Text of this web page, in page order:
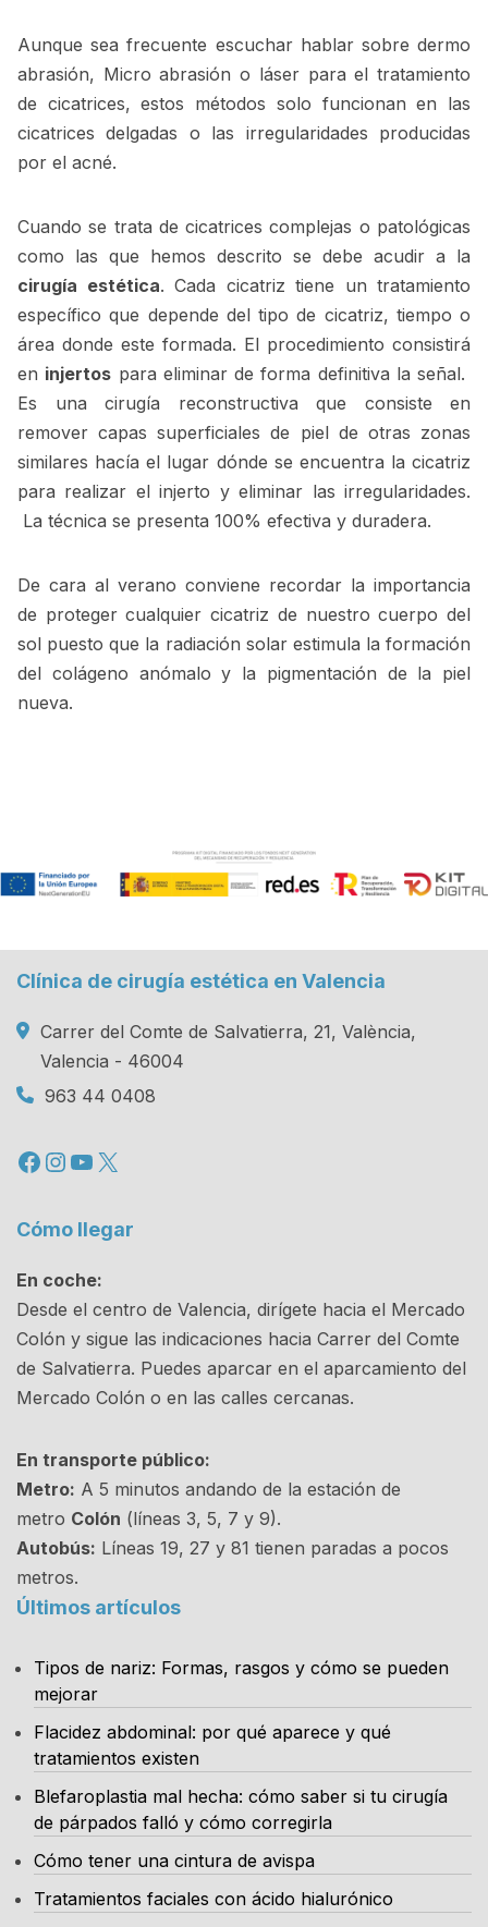
Aunque sea frecuente escuchar hablar sobre dermo
abrasión, Micro abrasión o láser para el tratamiento
de cicatrices, estos métodos solo funcionan en las
cicatrices delgadas o las irregularidades producidas
por el acné.
Cuando se trata de cicatrices complejas o patológicas
como las que hemos descrito se debe acudir a la
cirugía estética. Cada cicatriz tiene un tratamiento
específico que depende del tipo de cicatriz, tiempo o
área donde este formada. El procedimiento consistirá
en injertos para eliminar de forma definitiva la señal.
Es una cirugía reconstructiva que consiste en
remover capas superficiales de piel de otras zonas
similares hacía el lugar dónde se encuentra la cicatriz
para realizar el injerto y eliminar las irregularidades.
La técnica se presenta 100% efectiva y duradera.
De cara al verano conviene recordar la importancia
de proteger cualquier cicatriz de nuestro cuerpo del
sol puesto que la radiación solar estimula la formación
del colágeno anómalo y la pigmentación de la piel
nueva.
Clínica de cirugía estética en Valencia
Carrer del Comte de Salvatierra, 21, València,
Valencia - 46004
963 44 0408
Facebook
Instagram
YouTube
X
Cómo llegar
En coche:
Desde el centro de Valencia, dirígete hacia el Mercado
Colón y sigue las indicaciones hacia Carrer del Comte
de Salvatierra. Puedes aparcar en el aparcamiento del
Mercado Colón o en las calles cercanas.
En transporte público:
Metro: A 5 minutos andando de la estación de
metro Colón (líneas 3, 5, 7 y 9).
Autobús: Líneas 19, 27 y 81 tienen paradas a pocos
metros.
Últimos artículos
Tipos de nariz: Formas, rasgos y cómo se pueden
mejorar
Flacidez abdominal: por qué aparece y qué
tratamientos existen
Blefaroplastia mal hecha: cómo saber si tu cirugía
de párpados falló y cómo corregirla
Cómo tener una cintura de avispa
Tratamientos faciales con ácido hialurónico